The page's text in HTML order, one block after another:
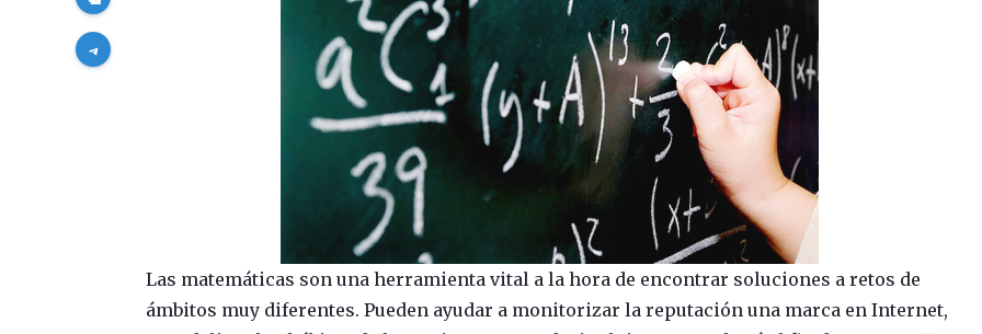
Las matemáticas son una herramienta vital a la hora de encontrar soluciones a retos de
ámbitos muy diferentes. Pueden ayudar a monitorizar la reputación una marca en Internet,